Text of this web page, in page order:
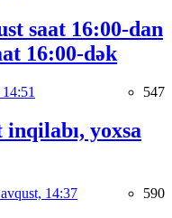
saat 16:00-dan
16:00-dək
547
yoxsa
14:37 590